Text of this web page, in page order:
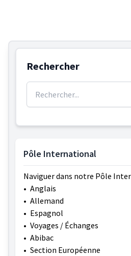
Rechercher
Pôle International
Naviguer dans notre Pôle
• Anglais
• Allemand
• Espagnol
• Voyages / Échanges
• Abibac
• Section Européenne